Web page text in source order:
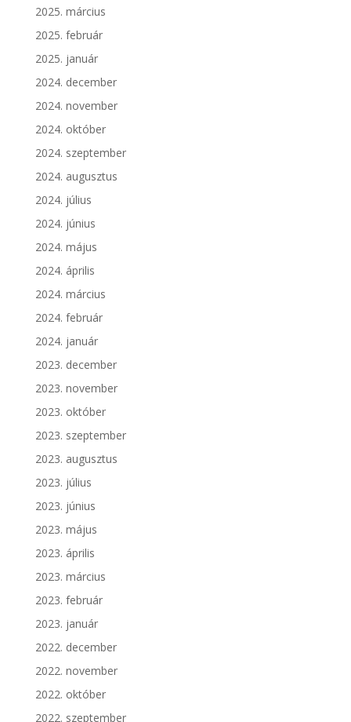
2025. március
2025. február
2025. január
2024. december
2024. november
2024. október
2024. szeptember
2024. augusztus
2024. július
2024. június
2024. május
2024. április
2024. március
2024. február
2024. január
2023. december
2023. november
2023. október
2023. szeptember
2023. augusztus
2023. július
2023. június
2023. május
2023. április
2023. március
2023. február
2023. január
2022. december
2022. november
2022. október
2022. szeptember